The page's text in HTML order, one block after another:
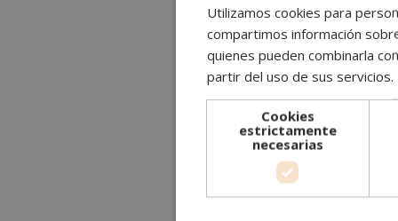
Utilizamos cookies para
compartimos información
quienes pueden combinarla
partir del uso de sus servicios.
Cookies
estrictamente
necesarias